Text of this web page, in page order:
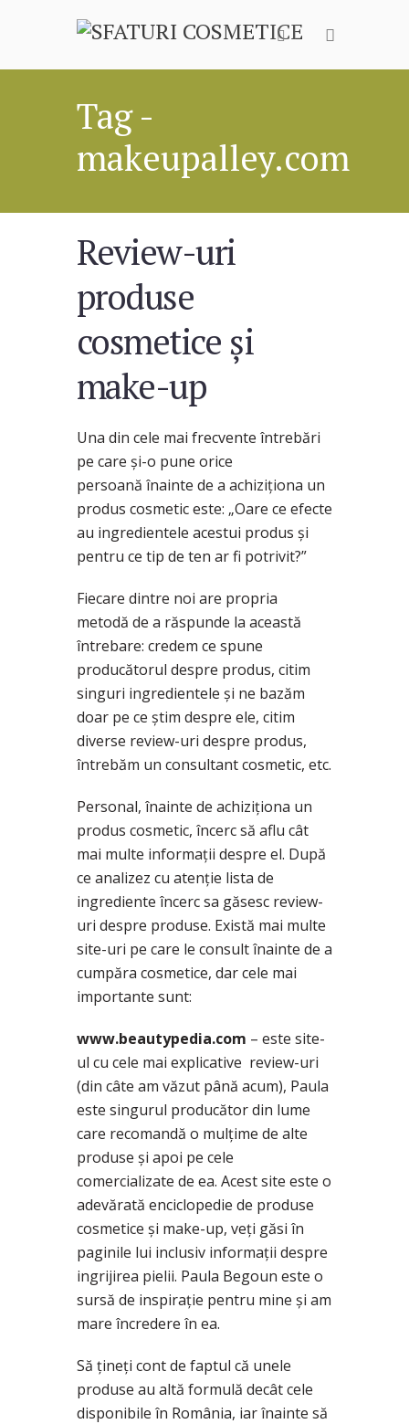
Tag -
makeupalley.com
Review-uri
produse
cosmetice și
make-up
Una din cele mai frecvente întrebări
pe care și-o pune orice
persoană înainte de a achiziționa un
produs cosmetic este: „Oare ce efecte
au ingredientele acestui produs și
pentru ce tip de ten ar fi potrivit?”
Fiecare dintre noi are propria
metodă de a răspunde la această
întrebare: credem ce spune
producătorul despre produs, citim
singuri ingredientele și ne bazăm
doar pe ce știm despre ele, citim
diverse review-uri despre produs,
întrebăm un consultant cosmetic, etc.
Personal, înainte de achiziționa un
produs cosmetic, încerc să aflu cât
mai multe informații despre el. După
ce analizez cu atenție lista de
ingrediente încerc sa găsesc review-
uri despre produse. Există mai multe
site-uri pe care le consult înainte de a
cumpăra cosmetice, dar cele mai
importante sunt:
www.beautypedia.com – este site-
ul cu cele mai explicative review-uri
(din câte am văzut până acum), Paula
este singurul producător din lume
care recomandă o mulțime de alte
produse și apoi pe cele
comercializate de ea. Acest site este o
adevărată enciclopedie de produse
cosmetice și make-up, veți găsi în
paginile lui inclusiv informații despre
ingrijirea pielii. Paula Begoun este o
sursă de inspirație pentru mine și am
mare încredere în ea.
Să țineți cont de faptul că unele
produse au altă formulă decât cele
disponibile în România, iar înainte să